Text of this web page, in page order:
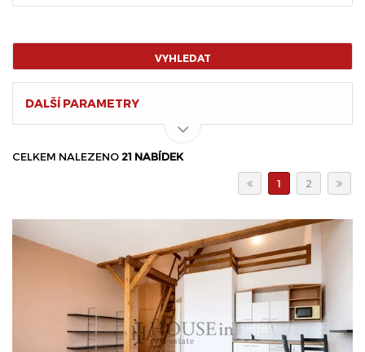
VYHLEDAT
DALŠÍ PARAMETRY
CELKEM NALEZENO 21 NABÍDEK
1 2